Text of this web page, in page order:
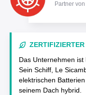
Partner
Das Unternehmen ist
Sein Schiff, Le
elektrischen
seinem Dach hybrid.